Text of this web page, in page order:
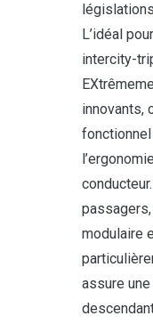
L’idéal
intercity-
innovants,
modulaire
assure